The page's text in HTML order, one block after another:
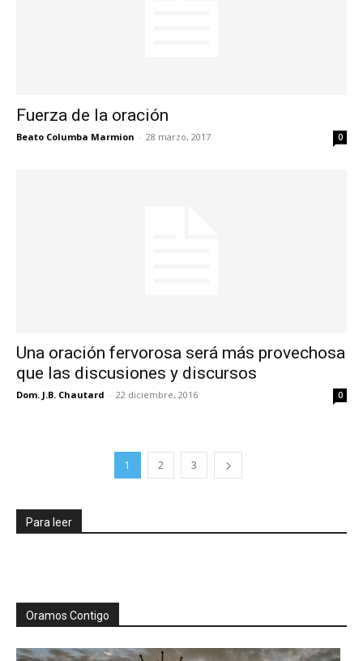
Fuerza de la oración
Beato Columba Marmion - 28 marzo, 2017 0
Una oración fervorosa será más provechosa
que las discusiones y discursos
Dom. J.B. Chautard - 22 diciembre, 2016 0
1 2 3
Para leer
Oramos Contigo